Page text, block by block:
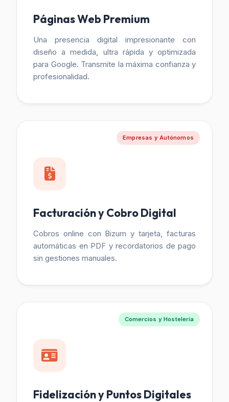
Páginas Web Premium
Una presencia digital impresionante con
diseño a medida, ultra rápida y optimizada
para Google. Transmite la máxima confianza y
profesionalidad.
Empresas y Autónomos
Facturación y Cobro Digital
Cobros online con Bizum y tarjeta, facturas
automáticas en PDF y recordatorios de pago
sin gestiones manuales.
Comercios y Hostelería
Fidelización y Puntos Digitales